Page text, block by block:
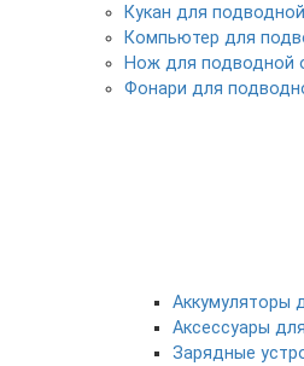
Кукан для
Компьютер для
Нож для подводной
Фонари для
Аккумуляторы
Аксессуары
Зарядные